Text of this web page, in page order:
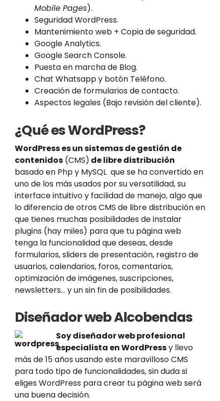
Mobile Pages).
Seguridad WordPress.
Mantenimiento web + Copia de seguridad.
Google Analytics.
Google Search Console.
Puesta en marcha de Blog.
Chat Whatsapp y botón Teléfono.
Creación de formularios de contacto.
Aspectos legales (Bajo revisión del cliente).
¿Qué es WordPress?
WordPress es un sistemas de gestión de
contenidos(CMS) de libre distribución
basado en Php y MySQL que se ha convertido en
uno de los más usados por su versatilidad, su
interface intuitivo y facilidad de manejo, algo que
lo diferencia de otros CMS de libre distribución en
que tienes muchas posibilidades de instalar
plugins (hay miles) para que tu página web
tenga la funcionalidad que deseas, desde
formularios, sliders de presentación, registro de
usuarios, calendarios, foros, comentarios,
optimización de imágenes, suscripciones,
newsletters… y un sin fin de posibilidades.
Diseñador web Alcobendas
Soy diseñador web profesional
especialista en WordPressy llevo
más de 15 años usando este maravilloso CMS
para todo tipo de funcionalidades, sin duda si
eliges WordPress para crear tu página web será
una buena decisión.